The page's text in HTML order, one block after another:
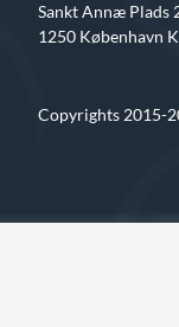
Sankt Annæ Plads
1250 København
Copyrights 2015-